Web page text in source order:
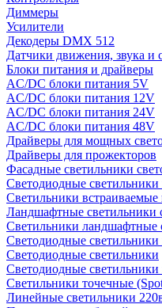
Диммеры
Усилители
Декодеры DMX 512
Датчики движения, звука и
Блоки питания и драйверы
AC/DC блоки питания 5V
AC/DC блоки питания 12V
AC/DC блоки питания 24V
AC/DC блоки питания 48V
Драйверы для мощных
Драйверы для прожекторов
Фасадные светильники
Светодиодные светильники
Светильники встраиваемые
Ландшафтные светильники
Светильники ландшафтные
Светодиодные
Светодиодные светильники
Светодиодные
Светильники точечные
Линейные светильники